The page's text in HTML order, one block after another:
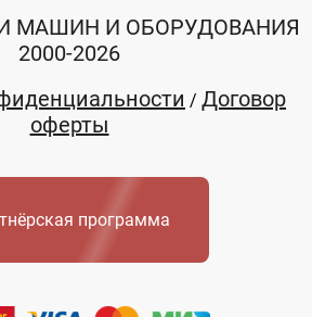
МАШИН И ОБОРУДОВАНИЯ
2000-2026
/ Договор
оферты
программа